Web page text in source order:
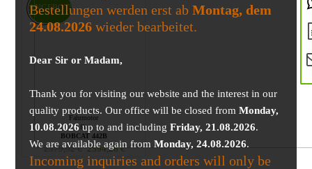
Bestellungen werden erst abMontag, dem
24.08.2026 wieder bearbeitet.
Dear Sir or Madam,
Thank you for visiting our website and the interest in our
quality products. Our office will be closed fromMonday,
10.08.2026up to and includingFriday, 21.08.2026.
We are available again fromMonday, 24.08.2026.
Incoming inquiries and orders will only be
Fahrmotor
für
BOBCAT 442B
2579,92€ 2394,28€
ANGEBOT!